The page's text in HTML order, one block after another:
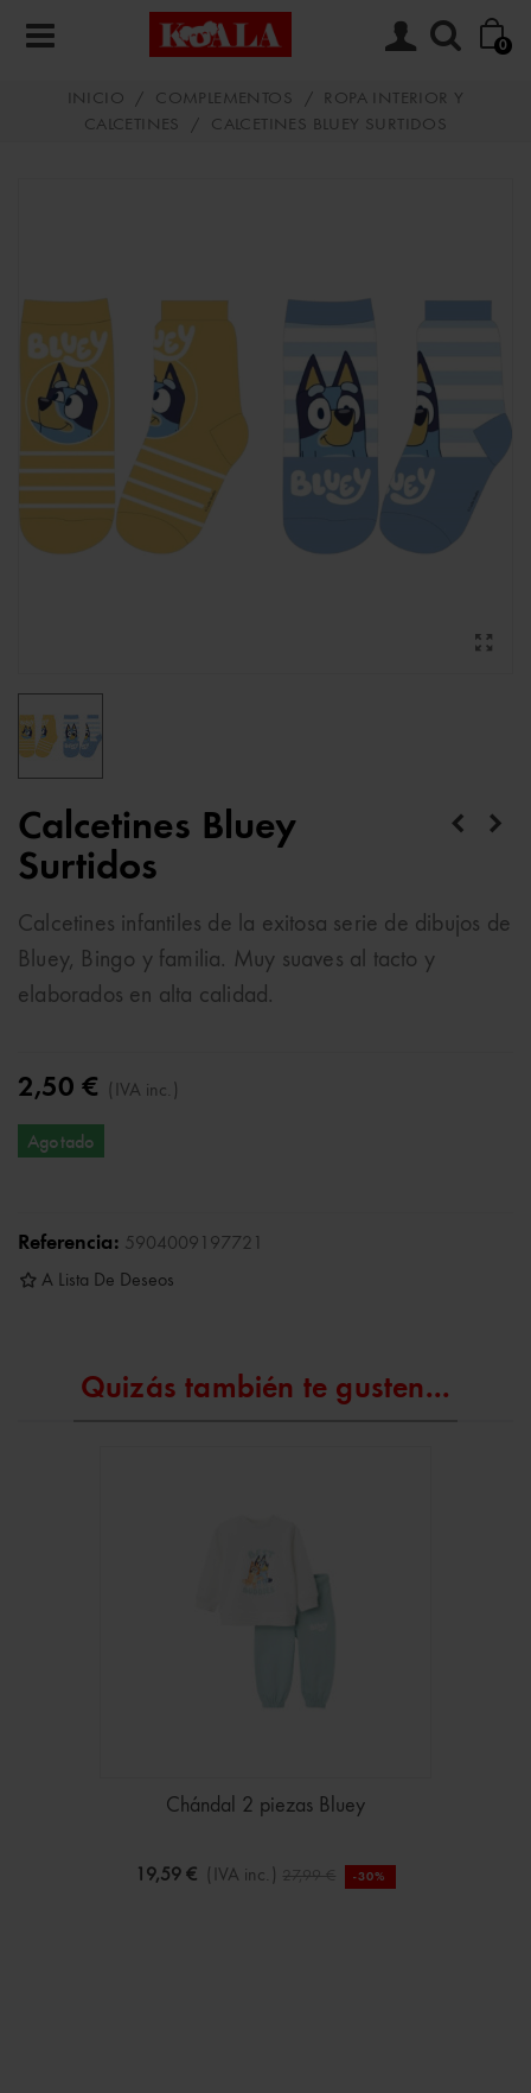
0
INICIO / COMPLEMENTOS /
ROPA INTERIOR Y
CALCETINES
/ CALCETINES BLUEY SURTIDOS
Calcetines Bluey
Surtidos
Calcetines infantiles de la exitosa serie de dibujos de
Bluey, Bingo y familia. Muy suaves al tacto y
elaborados en alta calidad.
2,50 € (IVA inc.)
Agotado
Referencia: 5904009197721
A Lista De Deseos
Quizás también te gusten...
Chándal 2 piezas Bluey
19,59 € (IVA inc.) 27,99 € -30%